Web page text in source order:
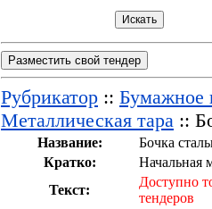
Разместить свой тендер
Рубрикатор :: Бумажное
Металлическая тара ::
Название:
Бочка
Кратко:
Начальная
Текст:
Доступно
тендеров